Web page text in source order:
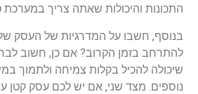
התכונות והיכולות שאתה צריך במערכת
בנוסף, חשבו על המדרגיות של העסק
להתרחב בזמן הקרוב? אם כן, חשוב
שיכולה להכיל בקלות צמיחה ולתמוך
נוספים. מצד שני, אם יש לכם עסק